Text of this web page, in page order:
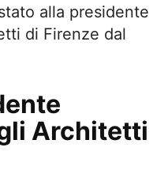
alla presidente
di Firenze dal
Architetti